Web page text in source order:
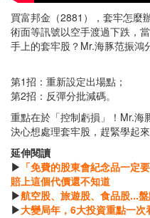
買富邦金（2881），套牢怎麼
術面等訊號以空手渡過下跌，
手上的套牢股？Mr.海豚范振鴻
第1招：重新設定出場點；
第2招：反彈分批減碼。
重點在於「控制虧損」！Mr.
決心想處理套牢股，趕緊學起來
延伸閱讀
▶ 「免費的股東會紀念品一定
賠上這個代價還不知道
▶航空股、旅遊股、食品股...
▶大變局年，6大投資重點一次